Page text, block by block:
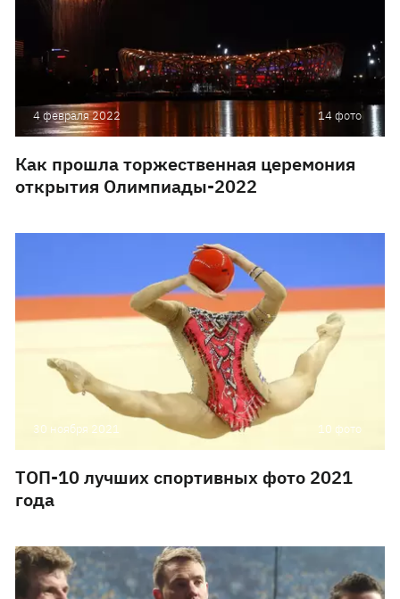
4 февраля 2022 14 фото
Как прошла торжественная церемония
открытия Олимпиады-2022
30 ноября 2021 10 фото
ТОП-10 лучших спортивных фото 2021
года